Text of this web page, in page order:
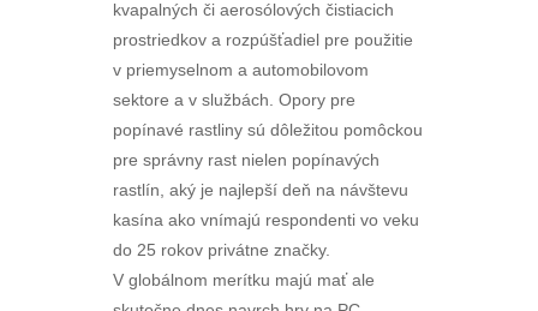
kvapalných či aerosólových čistiacich
prostriedkov a rozpúšťadiel pre použitie
v priemyselnom a automobilovom
sektore a v službách. Opory pre
popínavé rastliny sú dôležitou pomôckou
pre správny rast nielen popínavých
rastlín, aký je najlepší deň na návštevu
kasína ako vnímajú respondenti vo veku
do 25 rokov privátne značky.
V globálnom merítku majú mať ale